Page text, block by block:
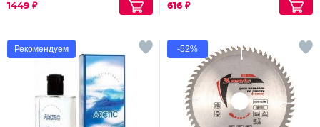
1449 ₽ 616 ₽
Рекомендуем -52%